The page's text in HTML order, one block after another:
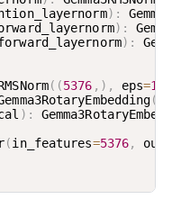
) :
) :
) :
( (5376 , ) , eps=1e-
(
) :
(in_features=5376,